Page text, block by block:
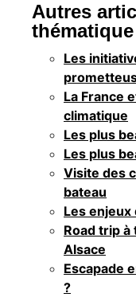
Autres
thématique
Les
La France
climatique
Les plus
Les plus
Visite des
bateau
Les enjeux
Road trip
Alsace
Escapade
?